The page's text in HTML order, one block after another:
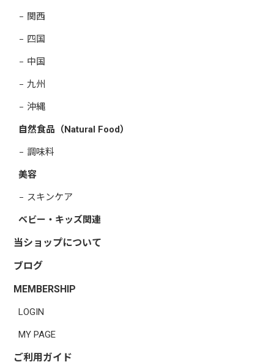
関西
四国
中国
九州
沖縄
自然食品（Natural Food）
調味料
美容
スキンケア
ベビー・キッズ関連
当ショップについて
ブログ
MEMBERSHIP
LOGIN
MY PAGE
ご利用ガイド